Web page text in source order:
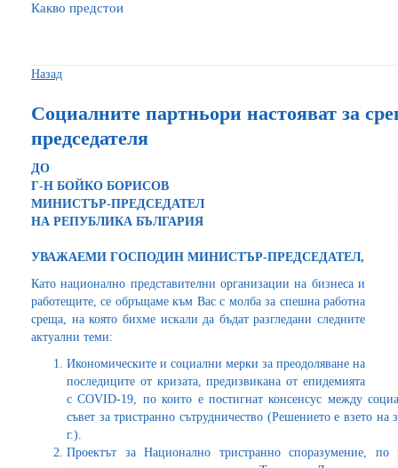
Какво предстои
Назад
Социалните партньори настояват за
председателя
ДО
Г-Н БОЙКО БОРИСОВ
МИНИСТЪР-ПРЕДСЕДАТЕЛ
НА РЕПУБЛИКА БЪЛГАРИЯ
УВАЖАЕМИ ГОСПОДИН МИНИСТЪР-ПРЕДСЕДАТЕЛ,
Като национално представителни организации на бизнеса и
работещите, се обръщаме към Вас с молба за спешна работна
среща, на която бихме искали да бъдат разгледани следните
актуални теми:
Икономическите и социални мерки за преодоляване на
последиците от кризата, предизвикана от епидемията
с COVID-19, по които е постигнат консенсус между
съвет за тристранно сътрудничество (Решението е взето
г.).
Проектът за Национално тристранно споразумение,